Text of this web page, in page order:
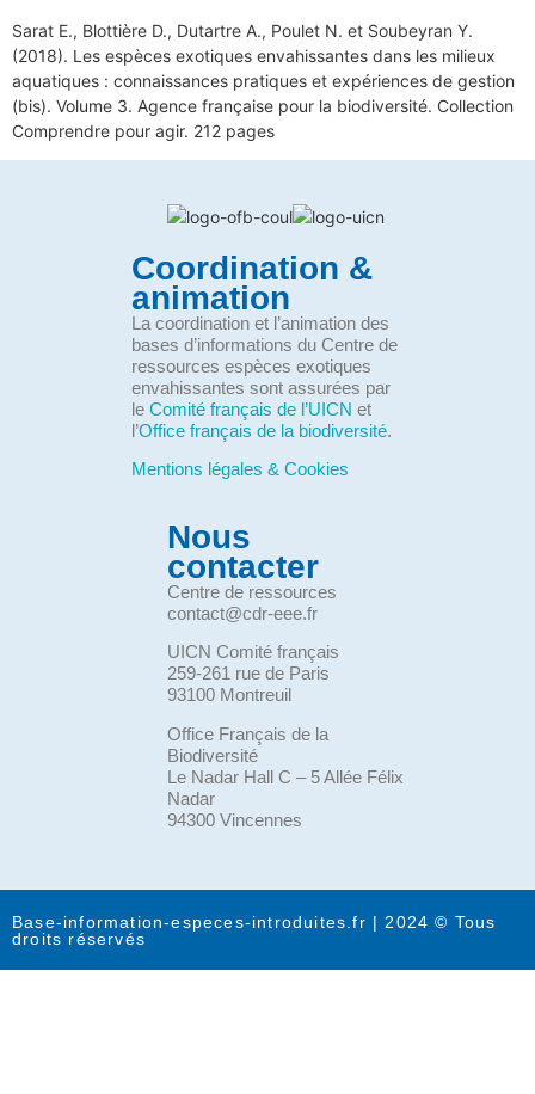
Sarat E., Blottière D., Dutartre A., Poulet N. et Soubeyran Y.
(2018). Les espèces exotiques envahissantes dans les milieux
aquatiques : connaissances pratiques et expériences de gestion
(bis). Volume 3. Agence française pour la biodiversité. Collection
Comprendre pour agir. 212 pages
Coordination &
animation
La coordination et l’animation des
bases d’informations du Centre de
ressources espèces exotiques
envahissantes sont assurées par
le Comité français de l’UICN et
l’Office français de la biodiversité.
Mentions légales & Cookies
Nous
contacter
Centre de ressources
contact@cdr-eee.fr
UICN Comité français
259-261 rue de Paris
93100 Montreuil
Office Français de la
Biodiversité
Le Nadar Hall C – 5 Allée Félix
Nadar
94300 Vincennes
Base-information-especes-introduites.fr | 2024 © Tous
droits réservés